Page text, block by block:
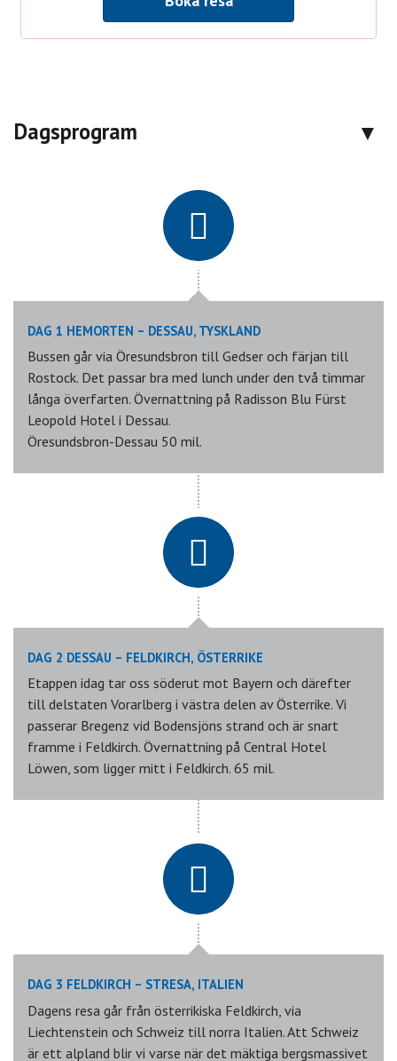
Dagsprogram
DAG 1 HEMORTEN – DESSAU, TYSKLAND
Bussen går via Öresundsbron till Gedser och färjan till
Rostock. Det passar bra med lunch under den två timmar
långa överfarten. Övernattning på Radisson Blu Fürst
Leopold Hotel i Dessau.
Öresundsbron-Dessau 50 mil.
DAG 2 DESSAU – FELDKIRCH, ÖSTERRIKE
Etappen idag tar oss söderut mot Bayern och därefter
till delstaten Vorarlberg i västra delen av Österrike. Vi
passerar Bregenz vid Bodensjöns strand och är snart
framme i Feldkirch. Övernattning på Central Hotel
Löwen, som ligger mitt i Feldkirch. 65 mil.
DAG 3 FELDKIRCH – STRESA, ITALIEN
Dagens resa går från österrikiska Feldkirch, via
Liechtenstein och Schweiz till norra Italien. Att Schweiz
är ett alpland blir vi varse när det mäktiga bergsmassivet